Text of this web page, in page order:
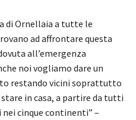
di Ornellaia a tutte le
ad affrontare questa
all’emergenza
noi vogliamo dare un
restando vicini soprattutto
in casa, a partire da tutti
cinque continenti” –